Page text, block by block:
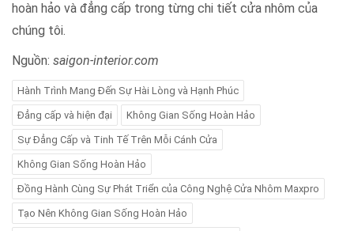
hoàn hảo và đẳng cấp trong từng chi tiết cửa nhôm của
chúng tôi.
Nguồn: saigon-interior.com
Hành Trình Mang Đến Sự Hài Lòng và Hạnh Phúc
Đẳng cấp và hiện đại Không Gian Sống Hoàn Hảo
Sự Đẳng Cấp và Tinh Tế Trên Mỗi Cánh Cửa
Không Gian Sống Hoàn Hảo
Đồng Hành Cùng Sự Phát Triển của Công Nghệ Cửa Nhôm Maxpro
Tạo Nên Không Gian Sống Hoàn Hảo